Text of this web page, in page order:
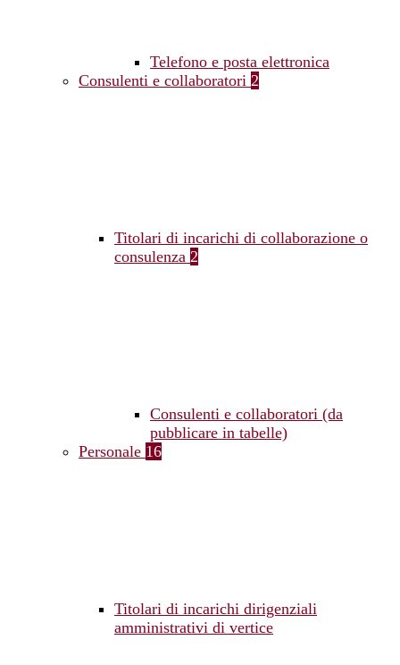
Telefono e posta elettronica
Consulenti e collaboratori 2
Titolari di incarichi di collaborazione o
consulenza 2
Consulenti e collaboratori (da
pubblicare in tabelle)
Personale 16
Titolari di incarichi dirigenziali
amministrativi di vertice